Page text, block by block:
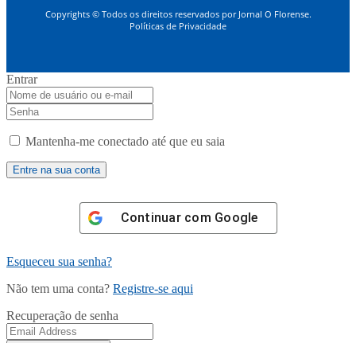
Copyrights © Todos os direitos reservados por Jornal O Florense.
Políticas de Privacidade
Entrar
Mantenha-me conectado até que eu saia
Continuar com Google
Esqueceu sua senha?
Não tem uma conta? Registre-se aqui
Recuperação de senha